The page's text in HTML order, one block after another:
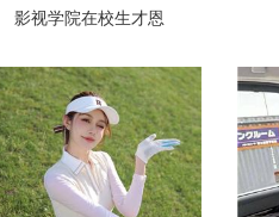
影视学院在校生才恩